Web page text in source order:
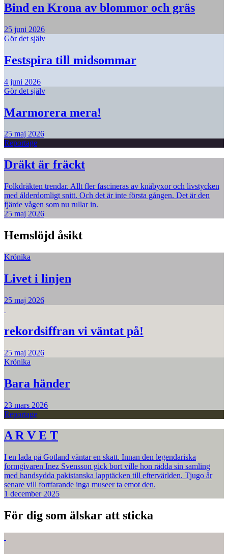
Bind en Krona av blommor och gräs
25 juni 2026
Gör det själv
Festspira till midsommar
4 juni 2026
Gör det själv
Marmorera mera!
25 maj 2026
Reportage
Dräkt är fräckt
Folkdräkten trendar. Allt fler fascineras av knäbyxor och livstycken
med ålderdomligt snitt. Och det är inte första gången. Det är den
fjärde vågen som nu rullar in.
25 maj 2026
Hemslöjd åsikt
Krönika
Livet i linjen
25 maj 2026
rekordsiffran vi väntat på!
25 maj 2026
Krönika
Bara händer
23 mars 2026
Reportage
A R V E T
I en lada på Gotland väntar en skatt. Innan den legendariska
formgivaren Inez Svensson gick bort ville hon rädda sin samling
med handsydda pakistanska lapptäcken till eftervärlden. Tjugo år
senare vill fortfarande inga museer ta emot den.
1 december 2025
För dig som älskar att sticka